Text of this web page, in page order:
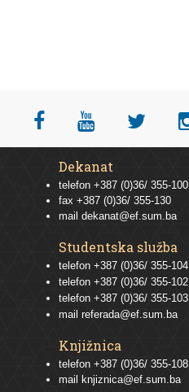
Dekanat
telefon +387 (0)36/ 355-100
fax +387 (0)36/ 355-130
mail dekanat@ef.sum.ba
Studentska služba
telefon +387 (0)36/ 355-104
telefon +387 (0)36/ 355-102
telefon +387 (0)36/ 355-103
mail referada@ef.sum.ba
Knjižnica
telefon +387 (0)36/ 355-108
mail
knjiznica@ef.sum.ba